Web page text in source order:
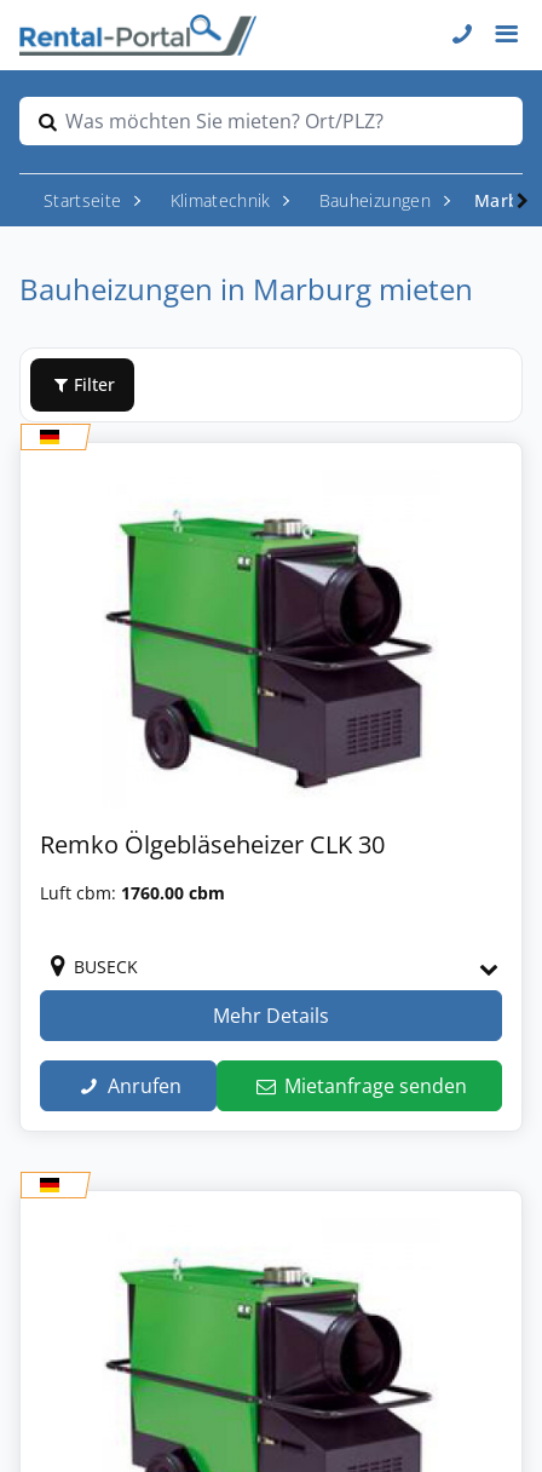
Was möchten Sie mieten? Ort/PLZ?
Startseite Klimatechnik Bauheizungen
Bauheizungen in Marburg mieten
Filter
Remko Ölgebläseheizer CLK 30
Luft cbm: 1760.00 cbm
BUSECK
Mehr Details
Anrufen Mietanfrage senden